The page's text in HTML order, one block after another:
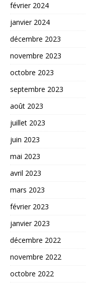
février 2024
janvier 2024
décembre 2023
novembre 2023
octobre 2023
septembre 2023
août 2023
juillet 2023
juin 2023
mai 2023
avril 2023
mars 2023
février 2023
janvier 2023
décembre 2022
novembre 2022
octobre 2022